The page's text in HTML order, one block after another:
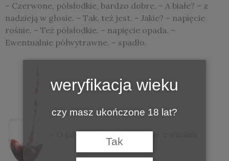
– Czerwone, półsłodkie, bardzo dobre. – A białe? – z
nadzieją w głosie. – Tak, też jest. – Jakie? – napięcie
rośnie. – Też półsłodkie. – napięcie opada. –
Ewentualnie półwytrawne. – spadło.
– O jakie wino pyta w sklepie z winami
weryfikacja wieku
czy masz ukończone 18 lat?
Tak